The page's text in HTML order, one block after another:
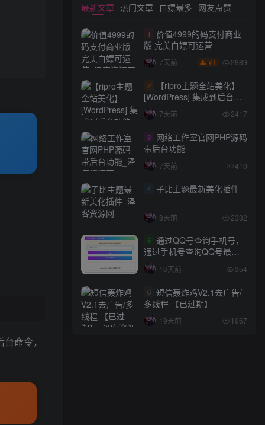
命令，
最新文章 热门文章 白嫖最多 网友点赞
1
价值4999的码支付商业
版 完美白嫖可运营
7天前 ￥ 1 2889
2
【ripro主题全站美化】
[WordPress] 集成到后台功
能的全站美化包
WordPress…
7天前 2417
3
网络工作室官网PHP源码
带后台功能
7天前 410
4 子比主题最新美化插件
8天前 2332
5 通过QQ号查询手机号，
通过手机号查询QQ号最新
网站源码
16天前 354
6 短信轰炸鸡V2.1去广告/
多线程 【已过期】
19天前 1967